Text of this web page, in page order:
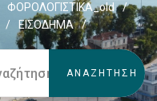
ΦΟΡΟΛΟΓΙΣΤΙΚΑ_old
/
/ ΕΙΣΟΔΗΜΑ /